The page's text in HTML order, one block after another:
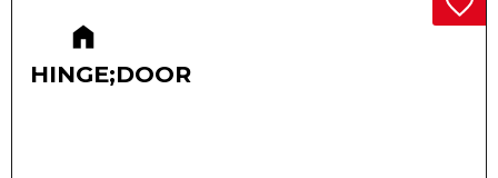
HINGE;DOOR